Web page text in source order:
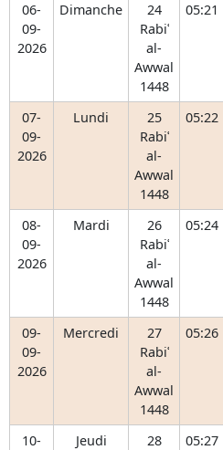
06-
09-
2026
Dimanche
24
Rabiʿ
al-
Awwal
1448
05:21
07-
09-
2026
Lundi
25
Rabiʿ
al-
Awwal
1448
05:22
08-
09-
2026
Mardi
26
Rabiʿ
al-
Awwal
1448
05:24
09-
09-
2026
Mercredi
27
Rabiʿ
al-
Awwal
1448
05:26
10-
Jeudi
28
05:27